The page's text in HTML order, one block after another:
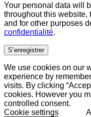
Your personal data will
throughout this website,
and for other purposes
confidentialité.
S’enregistrer
We use cookies on our
experience by
visits. By clicking
cookies. However you
controlled consent.
Cookie settings